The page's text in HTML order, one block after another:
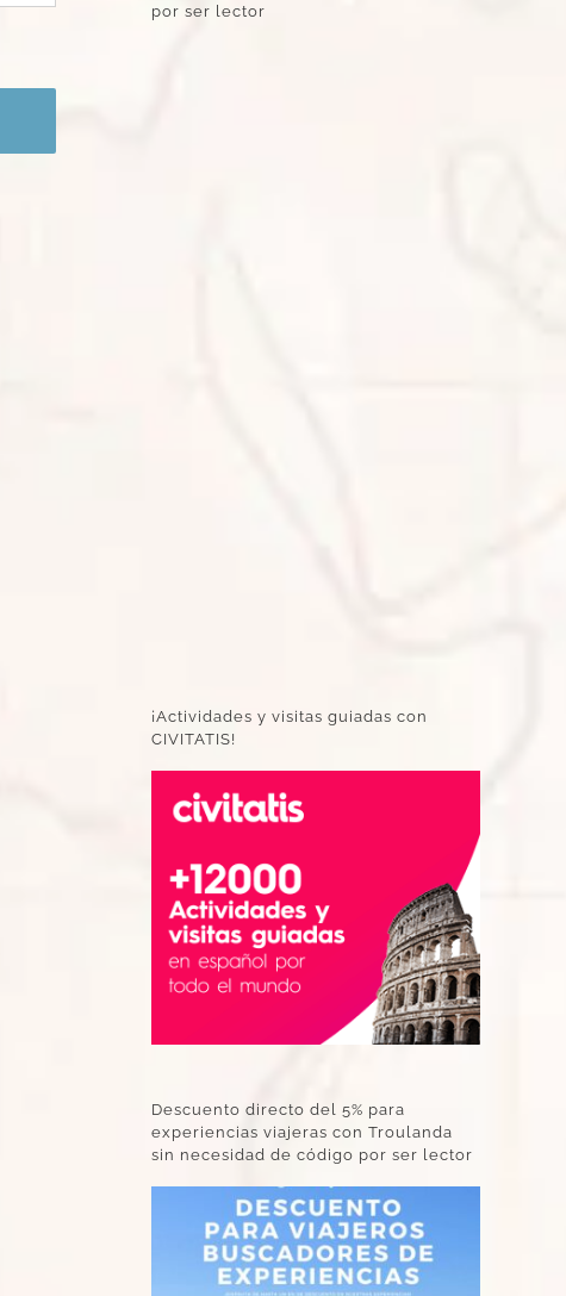
por ser lector
¡Actividades y visitas guiadas con
CIVITATIS!
Descuento directo del 5% para
experiencias viajeras con Troulanda
sin necesidad de código por ser lector